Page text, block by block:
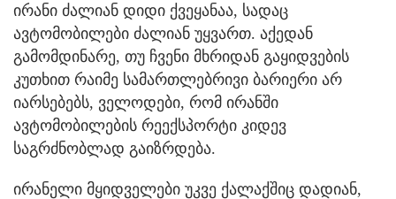
ირანი ძალიან დიდი ქვეყანაა, სადაც
ავტომობილები ძალიან უყვართ. აქედან
გამომდინარე, თუ ჩვენი მხრიდან გაყიდვების
კუთხით რაიმე სამართლებრივი ბარიერი არ
იარსებებს, ველოდები, რომ ირანში
ავტომობილების რეექსპორტი კიდევ
საგრძნობლად გაიზრდება.
ირანელი მყიდველები უკვე ქალაქშიც დადიან,